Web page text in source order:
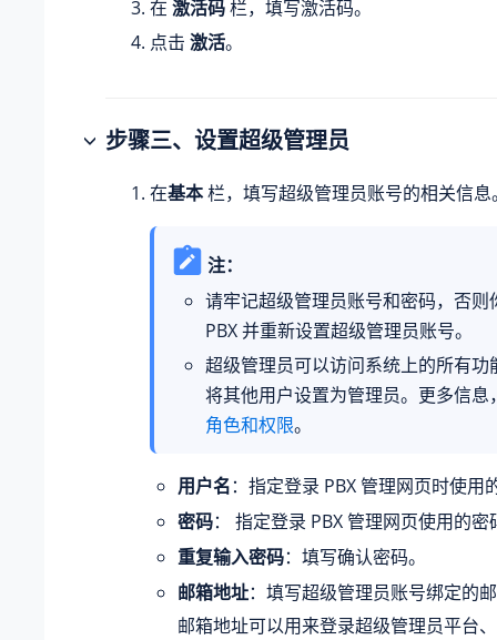
在 激活码栏，填写激活码。
点击 激活。
步骤三、设置超级管理员
在基本栏，填写超级管理员账号的相关信息
注：
请牢记超级管理员账号和密码，否则
PBX 并重新设置超级管理员账号。
超级管理员可以访问系统上的所有功
将其他用户设置为管理员。更多信
角色和权限。
用户名：指定登录 PBX 管理网页时使用
密码： 指定登录 PBX 管理网页使用的密
重复输入密码：填写确认密码。
邮箱地址：填写超级管理员账号绑定的
邮箱地址可以用来登录超级管理员平台